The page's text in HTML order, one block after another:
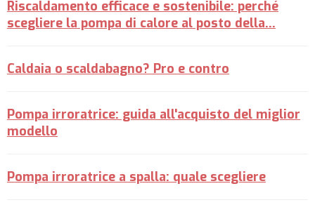
Riscaldamento efficace e sostenibile: perché
scegliere la pompa di calore al posto della…
Caldaia o scaldabagno? Pro e contro
Pompa irroratrice: guida all'acquisto del miglior
modello
Pompa irroratrice a spalla: quale scegliere